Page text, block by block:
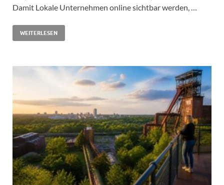
Damit Lokale Unternehmen online sichtbar werden, …
WEITERLESEN